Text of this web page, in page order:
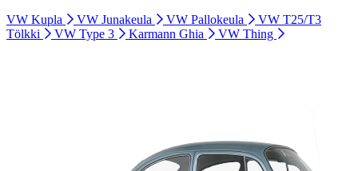
VW Kupla
VW Junakeula VW Pallokeula
VW T25/T3
Tölkki
VW Type 3 Karmann Ghia VW Thing